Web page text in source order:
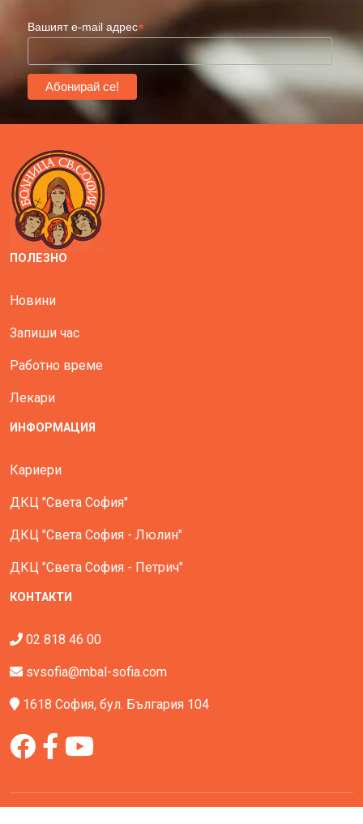
Вашият e-mail адрес*
ПОЛЕЗНО
Новини
Запиши час
Работно време
Лекари
ИНФОРМАЦИЯ
Кариери
ДКЦ "Света София"
ДКЦ "Света София - Люлин"
ДКЦ "Света София - Петрич"
КОНТАКТИ
02 818 46 00
svsofia@mbal-sofia.com
1618 София, бул. България 104